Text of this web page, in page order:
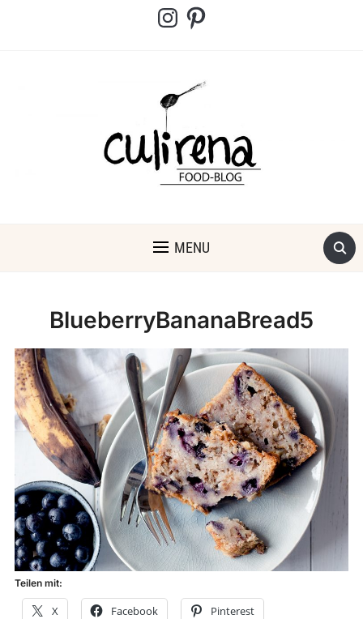
InstagramPinterest
MENU
BlueberryBananaBread5
Teilen mit:
X Facebook Pinterest